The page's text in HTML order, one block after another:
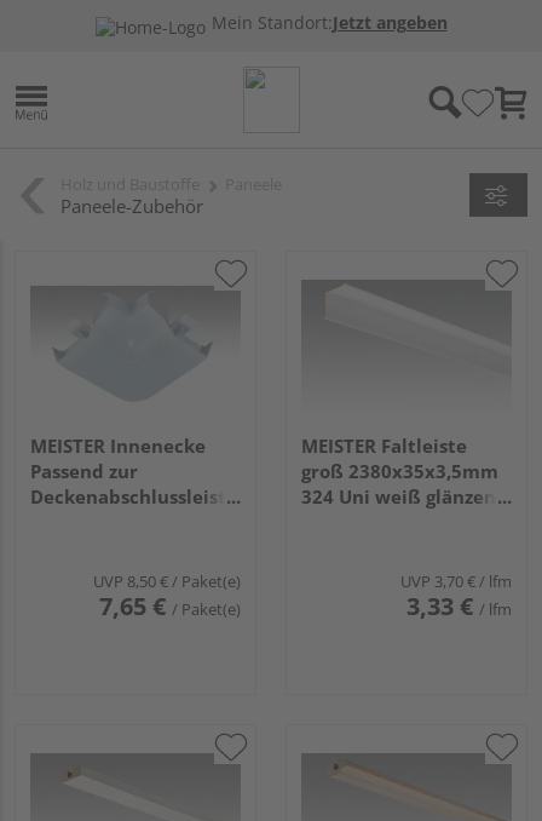
Mein Standort:Jetzt angeben
Paneele-Zubehör
MEISTER Innenecke
Passend zur
Deckenabschlussleiste
UVP 8,50 €/ Paket(e)
7,65 € / Paket(e)
MEISTER Faltleiste
groß 2380x35x3,5mm
324 Uni weiß glänzend
UVP 3,70 €/ lfm
3,33 € / lfm